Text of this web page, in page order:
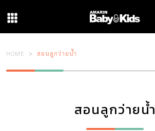
HOME สอนลูกว่ายน้ำ
สอนลูกว่ายน้ำ